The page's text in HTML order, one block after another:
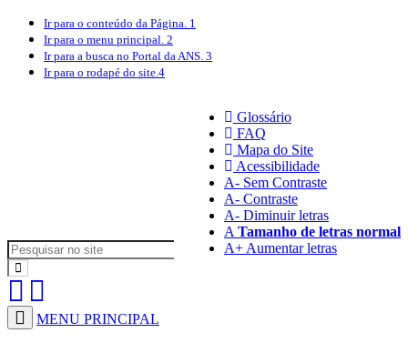
Ir para o conteúdo da Página. 1
Ir para o menu principal. 2
Ir para a busca no Portal da ANS. 3
Ir para o rodapé do site.4
Glossário
FAQ
Mapa do Site
Acessibilidade
A- Sem Contraste
A- Contraste
A- Diminuir letras
A Tamanho de letras normal
A+ Aumentar letras
MENU PRINCIPAL